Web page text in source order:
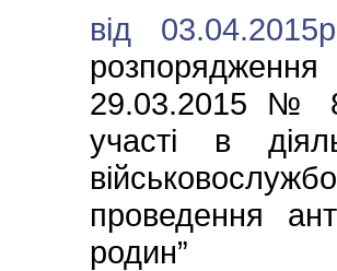
від
29.03.2015 №
участі в
проведення
родин”